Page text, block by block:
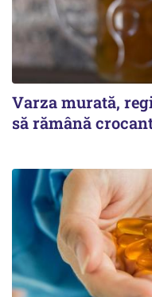
Varza murată,
să rămână